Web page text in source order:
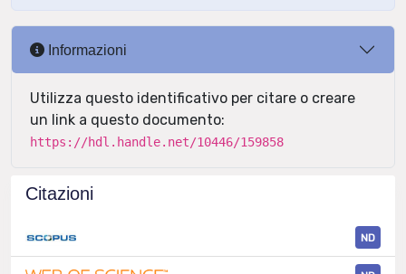
Informazioni
Utilizza questo identificativo per citare o creare
un link a questo documento:
https://hdl.handle.net/10446/159858
Citazioni
ND